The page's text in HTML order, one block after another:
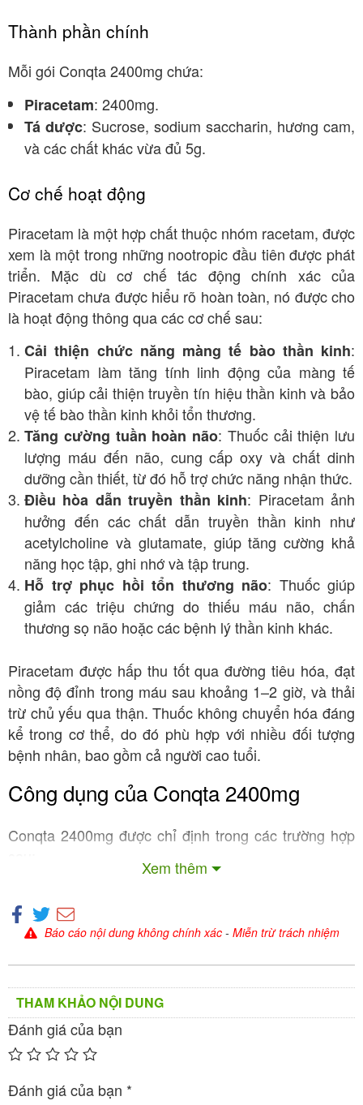
Thành phần chính
Mỗi gói Conqta 2400mg chứa:
Piracetam: 2400mg.
Tá dược: Sucrose, sodium saccharin, hương cam,
và các chất khác vừa đủ 5g.
Cơ chế hoạt động
Piracetam là một hợp chất thuộc nhóm racetam, được
xem là một trong những nootropic đầu tiên được phát
triển. Mặc dù cơ chế tác động chính xác của
Piracetam chưa được hiểu rõ hoàn toàn, nó được cho
là hoạt động thông qua các cơ chế sau:
Cải thiện chức năng màng tế bào thần kinh:
Piracetam làm tăng tính linh động của màng tế
bào, giúp cải thiện truyền tín hiệu thần kinh và bảo
vệ tế bào thần kinh khỏi tổn thương.
Tăng cường tuần hoàn não: Thuốc cải thiện lưu
lượng máu đến não, cung cấp oxy và chất dinh
dưỡng cần thiết, từ đó hỗ trợ chức năng nhận thức.
Điều hòa dẫn truyền thần kinh: Piracetam ảnh
hưởng đến các chất dẫn truyền thần kinh như
acetylcholine và glutamate, giúp tăng cường khả
năng học tập, ghi nhớ và tập trung.
Hỗ trợ phục hồi tổn thương não: Thuốc giúp
giảm các triệu chứng do thiếu máu não, chấn
thương sọ não hoặc các bệnh lý thần kinh khác.
Piracetam được hấp thu tốt qua đường tiêu hóa, đạt
nồng độ đỉnh trong máu sau khoảng 1–2 giờ, và thải
trừ chủ yếu qua thận. Thuốc không chuyển hóa đáng
kể trong cơ thể, do đó phù hợp với nhiều đối tượng
bệnh nhân, bao gồm cả người cao tuổi.
Công dụng của Conqta 2400mg
Xem thêm
Conqta 2400mg được chỉ định trong các trường hợp
Thiếu máu não (cerebral ischemia).
Suy giảm nhận thức ở người cao tuổi, bao
Rung giật cơ xuất phát từ vỏ não (cortical
myoclonus).
Hỗ trợ điều trị chứng khó nói ở trẻ em
(dyslexia), giúp cải thiện khả năng ngôn ngữ và
Báo cáo nội dung không chính xác- Miễn trừ trách nhiệm
THAM KHẢO NỘI DUNG
Đánh giá của bạn
Đánh giá của bạn *